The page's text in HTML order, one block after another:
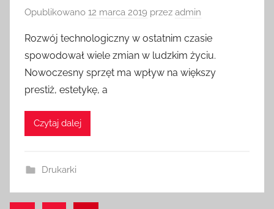
Opublikowano 12 marca 2019 przez admin
Rozwój technologiczny w ostatnim czasie
spowodował wiele zmian w ludzkim życiu.
Nowoczesny sprzęt ma wpływ na większy
prestiż, estetykę, a
Czytaj dalej
Drukarki